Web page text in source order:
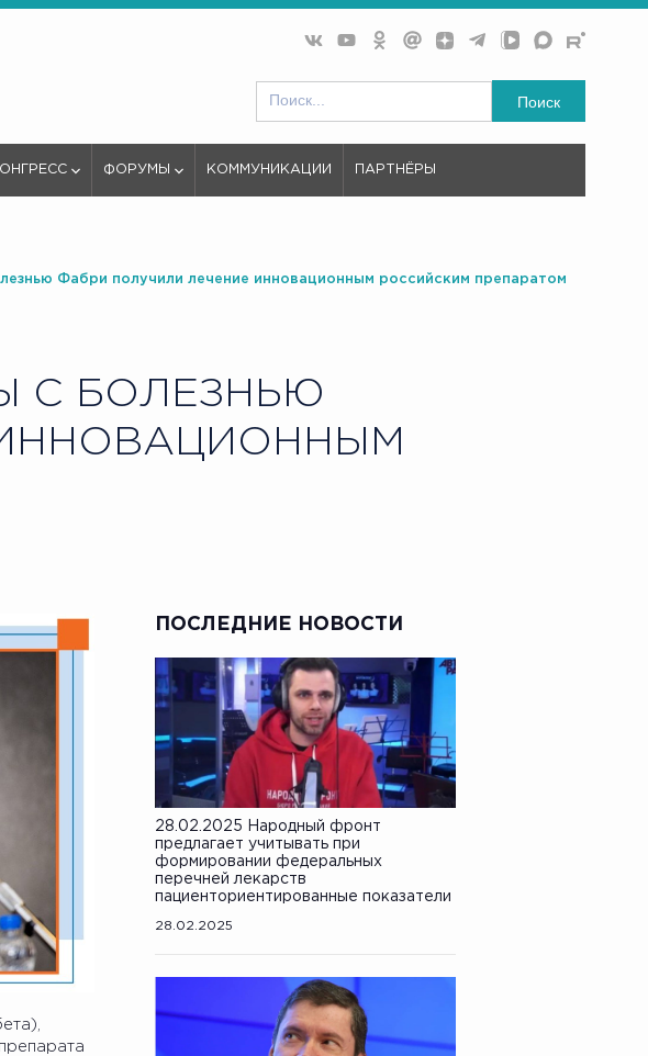
Поиск
ФОРУМЫ КОММУНИКАЦИИ ПАРТНЁРЫ
Фабри получили лечение инновационным российским препаратом
С БОЛЕЗНЬЮ
ПОСЛЕДНИЕ НОВОСТИ
28.02.2025 Народный фронт
предлагает учитывать при
формировании федеральных
перечней лекарств
пациенториентированные показатели
28.02.2025